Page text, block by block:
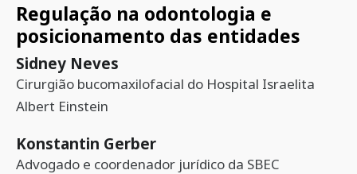
Regulação na odontologia e
posicionamento das entidades
Sidney Neves
Cirurgião bucomaxilofacial do Hospital Israelita
Albert Einstein
Konstantin Gerber
Advogado e coordenador jurídico da SBEC